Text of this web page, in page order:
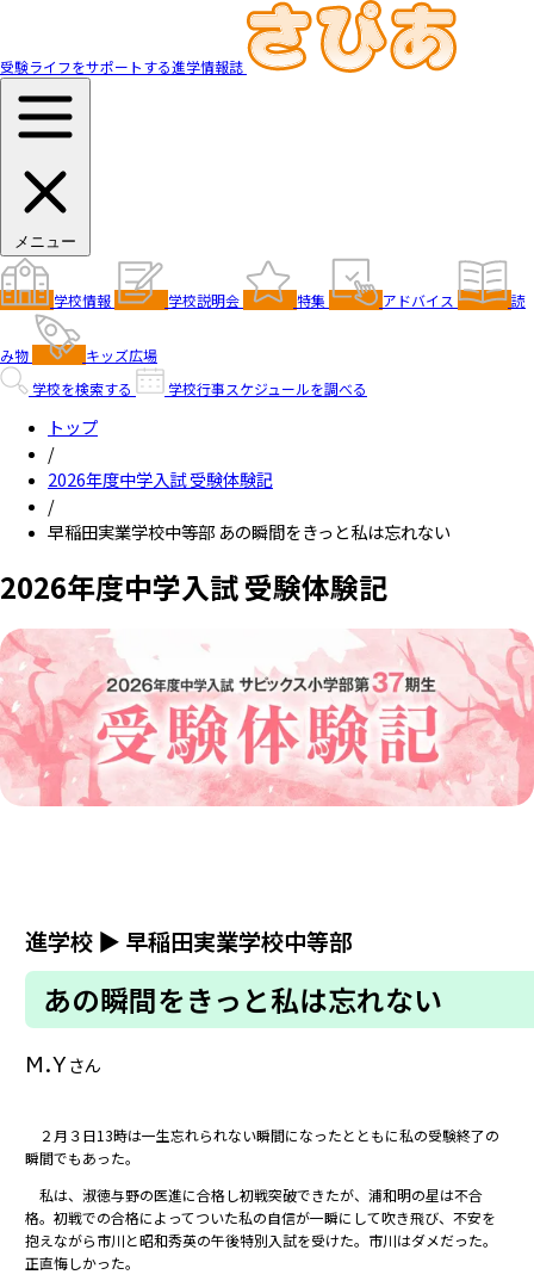
受験ライフをサポートする進学情報誌
メニュー
学校情報 学校説明会 特集 アドバイス 読
み物
キッズ広場
学校を検索する
学校行事スケジュールを調べる
トップ
/
2026年度中学入試 受験体験記
/
早稲田実業学校中等部 あの瞬間をきっと私は忘れない
2026年度中学入試 受験体験記
進学校 ▶ 早稲田実業学校中等部
あの瞬間をきっと私は忘れない
M.Yさん
２月３日13時は一生忘れられない瞬間になったとともに私の受験終了の
瞬間でもあった。
私は、淑徳与野の医進に合格し初戦突破できたが、浦和明の星は不合
格。初戦での合格によってついた私の自信が一瞬にして吹き飛び、不安を
抱えながら市川と昭和秀英の午後特別入試を受けた。市川はダメだった。
正直悔しかった。